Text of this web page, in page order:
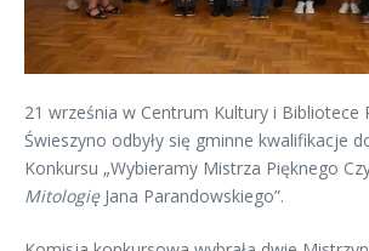
21 września w Centrum Kultury i Bibliotece
Świeszyno odbyły się gminne kwalifikacje
Konkursu „Wybieramy Mistrza Pięknego
MitologięJana Parandowskiego”.